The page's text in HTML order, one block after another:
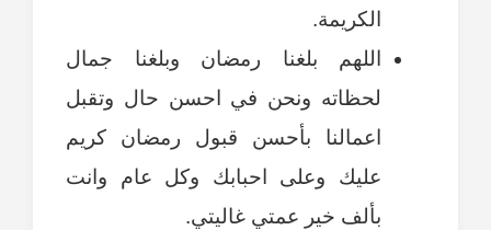
الكريمة.
اللهم بلغنا رمضان وبلغنا جمال
لحظاته ونحن في احسن حال وتقبل
اعمالنا بأحسن قبول رمضان كريم
عليك وعلى احبابك وكل عام وانت
بألف خير عمتي غاليتي.